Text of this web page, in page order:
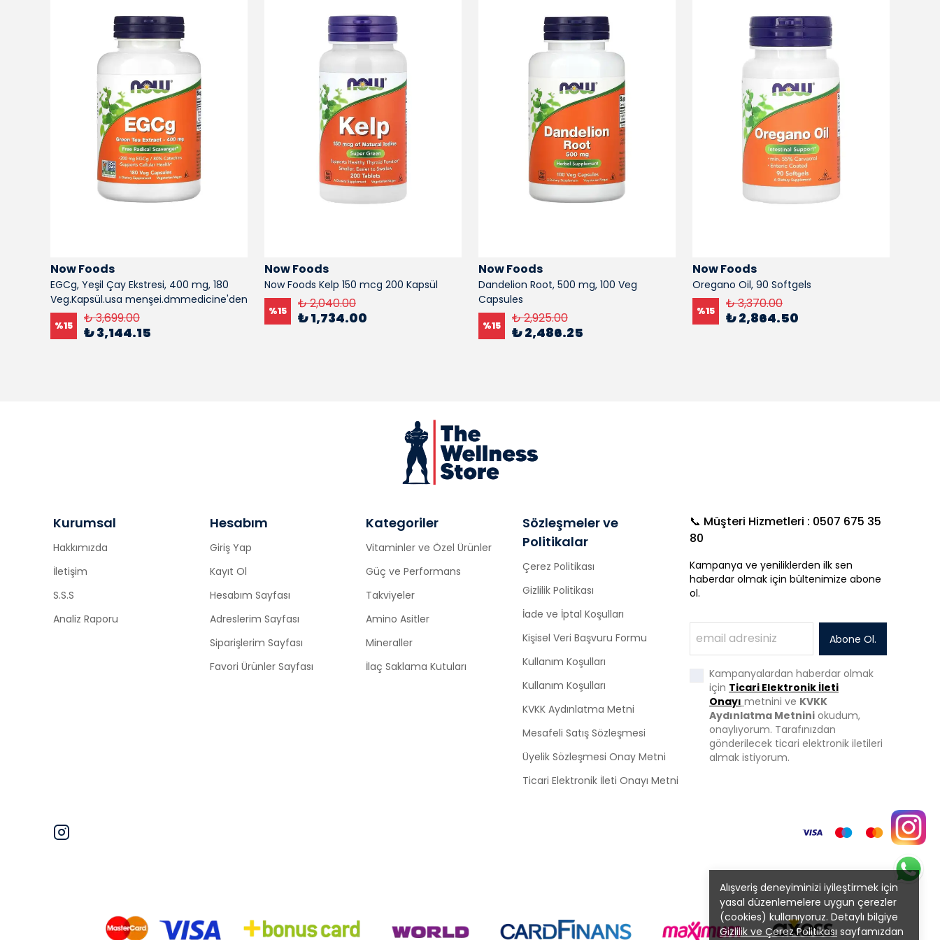
Alışveriş deneyiminizi iyileştirmek için
yasal düzenlemelere uygun çerezler
(cookies) kullanıyoruz. Detaylı bilgiye
Gizlilik ve Çerez Politikası sayfamızdan
Now Foods
EGCg, Yeşil Çay Ekstresi, 400 mg, 180
Veg.Kapsül.usa menşei.dmmedicine'den
%15 ₺ 3,699.00
₺ 3,144.15
Now Foods
Now Foods Kelp 150 mcg 200 Kapsül
%15 ₺ 2,040.00
₺ 1,734.00
Now Foods
Dandelion Root, 500 mg, 100 Veg
Capsules
%15 ₺ 2,925.00
₺ 2,486.25
Now Foods
Oregano Oil, 90 Softgels
%15 ₺ 3,370.00
₺ 2,864.50
Kurumsal
Hakkımızda
İletişim
S.S.S
Analiz Raporu
Hesabım
Giriş Yap
Kayıt Ol
Hesabım Sayfası
Adreslerim Sayfası
Siparişlerim Sayfası
Favori Ürünler Sayfası
Kategoriler
Vitaminler ve Özel Ürünler
Güç ve Performans
Takviyeler
Amino Asitler
Mineraller
İlaç Saklama Kutuları
Sözleşmeler ve
Politikalar
Çerez Politikası
Gizlilik Politikası
İade ve İptal Koşulları
Kişisel Veri Başvuru Formu
Kullanım Koşulları
Kullanım Koşulları
KVKK Aydınlatma Metni
Mesafeli Satış Sözleşmesi
Üyelik Sözleşmesi Onay Metni
Ticari Elektronik İleti Onayı Metni
📞 Müşteri Hizmetleri : 0507 675 35
80
Kampanya ve yeniliklerden ilk sen
haberdar olmak için bültenimize abone
ol.
Abone Ol.
Kampanyalardan haberdar olmak
için Ticari Elektronik İleti
Onayı metnini ve KVKK
Aydınlatma Metnini okudum,
onaylıyorum. Tarafınızdan
gönderilecek ticari elektronik iletileri
almak istiyorum.